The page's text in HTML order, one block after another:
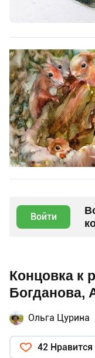
Войти
Концовка к
Богданова,
Ольга Цурина
42 Нравится